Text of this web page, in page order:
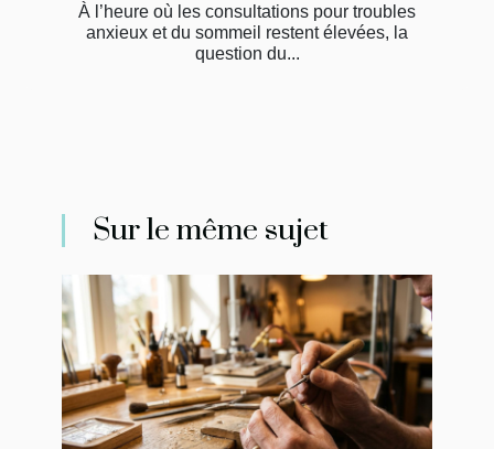
À l’heure où les consultations pour troubles
anxieux et du sommeil restent élevées, la
question du...
Sur le même sujet